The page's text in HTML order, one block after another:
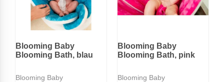
Blooming Baby
Blooming Bath, blau
Blooming Baby
Blooming Baby
Blooming Bath, pink
Blooming Baby